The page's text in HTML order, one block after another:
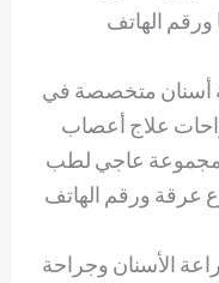
ورقم الهاتف
أسنان متخصصة في
علاج أعصاب
مجموعة عاجي لطب
عرقة ورقم الهاتف
الأسنان وجراحة